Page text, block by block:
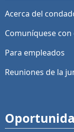
Acerca del
Comuníquese
Para empleados
Reuniones de la